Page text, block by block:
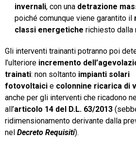
invernali, con una detrazione
poiché comunque viene garantito il
classi energetiche richiesto dalla
Gli interventi trainanti potranno poi
l’ulteriore incremento
trainati: non soltanto impianti solari
fotovoltaici e colonnine ricarica di
anche per gli interventi che ricadono
all’articolo 14 del D.L. 63/2013
ridimensionamento derivante dalla
nel Decreto Requisiti).